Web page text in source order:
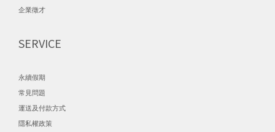
企業徵才
SERVICE
永續假期
常見問題
運送及付款方式
隱私權政策